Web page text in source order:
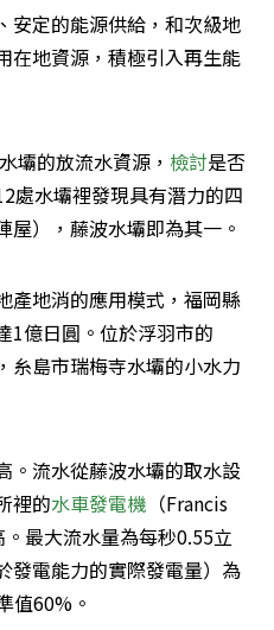
安定的能源供給，和次級地
在地資源，積極引入再生能
壩的放流水資源， 檢討是否
處水壩裡發現具有潛力的四
），藤波水壩即為其一。
產地消的應用模式，福岡縣
1億日圓。位於浮羽市的
糸島市瑞梅寺水壩的小水力
。流水從藤波水壩的取水設
裡的水車發電機 （Francis
最大流水量為每秒0.55立
發電能力的實際發電量）為
值60%。